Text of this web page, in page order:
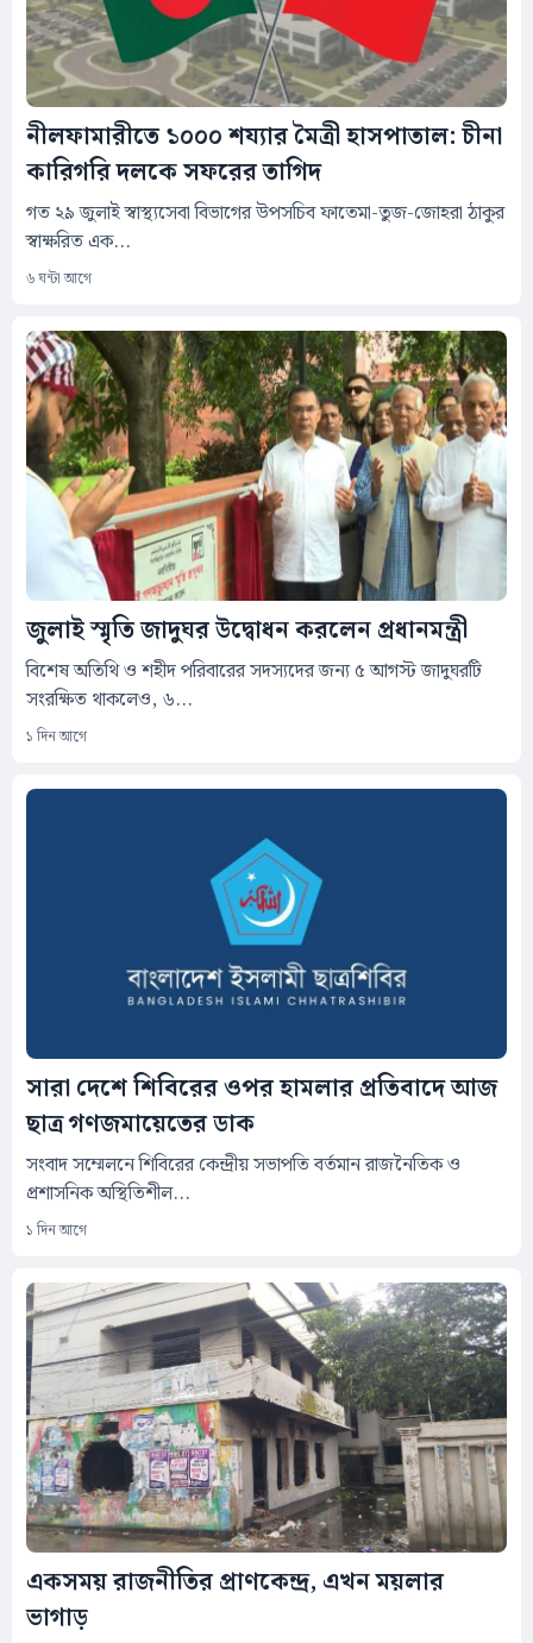
নীলফামারীতে ১০০০ শয্যার মৈত্রী হাসপাতাল: চীনা
কারিগরি দলকে সফরের তাগিদ
গত ২৯ জুলাই স্বাস্থ্যসেবা বিভাগের উপসচিব ফাতেমা-তুজ-জোহরা ঠাকুর
স্বাক্ষরিত এক...
৬ ঘন্টা আগে
জুলাই স্মৃতি জাদুঘর উদ্বোধন করলেন প্রধানমন্ত্রী
বিশেষ অতিথি ও শহীদ পরিবারের সদস্যদের জন্য ৫ আগস্ট জাদুঘরটি
সংরক্ষিত থাকলেও, ৬...
১ দিন আগে
সারা দেশে শিবিরের ওপর হামলার প্রতিবাদে আজ
ছাত্র গণজমায়েতের ডাক
সংবাদ সম্মেলনে শিবিরের কেন্দ্রীয় সভাপতি বর্তমান রাজনৈতিক ও
প্রশাসনিক অস্থিতিশীল...
১ দিন আগে
একসময় রাজনীতির প্রাণকেন্দ্র, এখন ময়লার
ভাগাড়